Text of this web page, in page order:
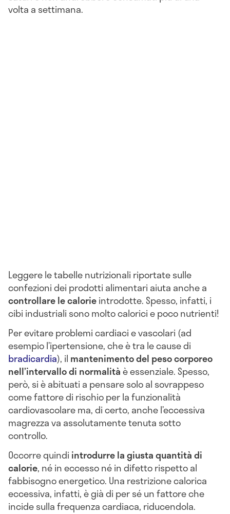
volta a settimana.
Leggere le tabelle nutrizionali riportate sulle
confezioni dei prodotti alimentari aiuta anche a
controllare le calorieintrodotte. Spesso, infatti, i
cibi industriali sono molto calorici e poco nutrienti!
Per evitare problemi cardiaci e vascolari (ad
esempio l’ipertensione, che è tra le cause di
bradicardia), il mantenimento del peso corporeo
nell’intervallo di normalitàè essenziale. Spesso,
però, si è abituati a pensare solo al sovrappeso
come fattore di rischio per la funzionalità
cardiovascolare ma, di certo, anche l’eccessiva
magrezza va assolutamente tenuta sotto
controllo.
Occorre quindi introdurre la giusta quantità di
calorie, né in eccesso né in difetto rispetto al
fabbisogno energetico. Una restrizione calorica
eccessiva, infatti, è già di per sé un fattore che
incide sulla frequenza cardiaca, riducendola.